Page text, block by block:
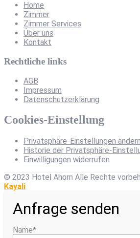
Home
Zimmer
Zimmer Services
Über uns
Kontakt
Rechtliche links
AGB
Impressum
Datenschutzerklärung
Cookies-Einstellung
Privatsphäre-Einstellungen ändern
Historie der Privatsphäre-
Einwilligungen widerrufen
© 2023 Hotel Ahorn Alle Rechte
Kayali
Anfrage senden
Name*